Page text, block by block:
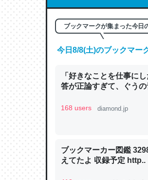
これは良記事。32768ト
の伏線」は回収されない
やすく強くなりそう
昆虫ってカルシウム少な
─ニュース :: 【研究発表】昆
ブックマークが集まった今日
今日8/8(土)のブックマー
「好きなことを仕事に
答が正論すぎて、ぐう
168 users diamond.jp
ブックマーカー図鑑
えてたよ 収録予定 http..